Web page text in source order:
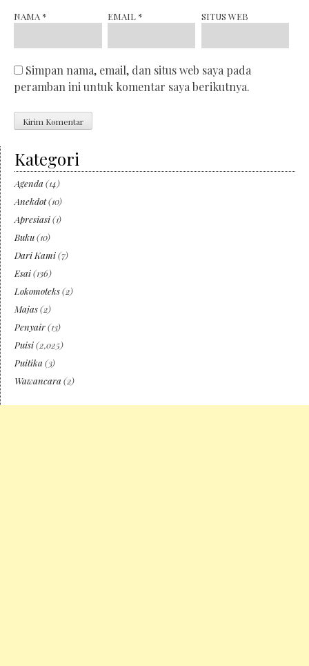
NAMA * EMAIL * SITUS WEB
Simpan nama, email, dan situs web saya pada
peramban ini untuk komentar saya berikutnya.
Kategori
Agenda (14)
Anekdot(10)
Apresiasi(1)
Buku(10)
Dari Kami(7)
Esai(136)
Lokomoteks(2)
Majas(2)
Penyair(13)
Puisi(2,025)
Puitika (3)
Wawancara (2)